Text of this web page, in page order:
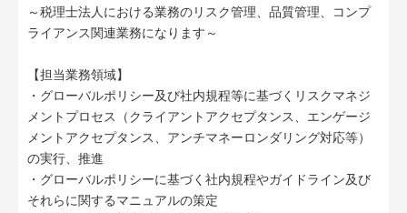
～税理士法人における業務のリスク管理、品質管理、コンプ
ライアンス関連業務になります～
【担当業務領域】
・グローバルポリシー及び社内規程等に基づくリスクマネジ
メントプロセス（クライアントアクセプタンス、エンゲージ
メントアクセプタンス、アンチマネーロンダリング対応等）
の実行、推進
・グローバルポリシーに基づく社内規程やガイドライン及び
それらに関するマニュアルの策定